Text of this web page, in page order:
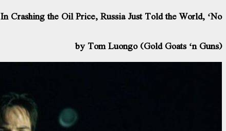
In Crashing the Oil Price, Russia Just Told the World, ‘No!’
by Tom Luongo (Gold Goats ‘n Guns)